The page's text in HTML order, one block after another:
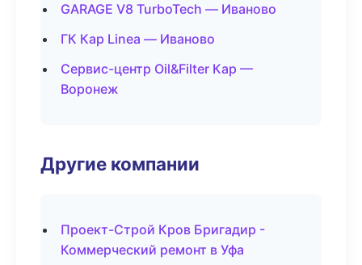
GARAGE V8 TurboTech — Иваново
ГК Кар Linea — Иваново
Сервис-центр Oil&Filter Кар —
Воронеж
Другие компании
Проект-Строй Кров Бригадир -
Коммерческий ремонт в Уфа